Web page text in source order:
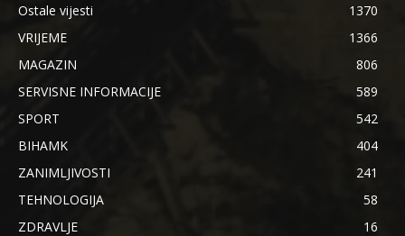
Ostale vijesti
1370
VRIJEME
1366
MAGAZIN
806
SERVISNE INFORMACIJE
589
SPORT
542
BIHAMK
404
ZANIMLJIVOSTI
241
TEHNOLOGIJA
58
ZDRAVLJE
16